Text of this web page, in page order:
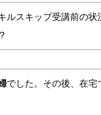
ルスキップ受講前の状
でした。その後、在